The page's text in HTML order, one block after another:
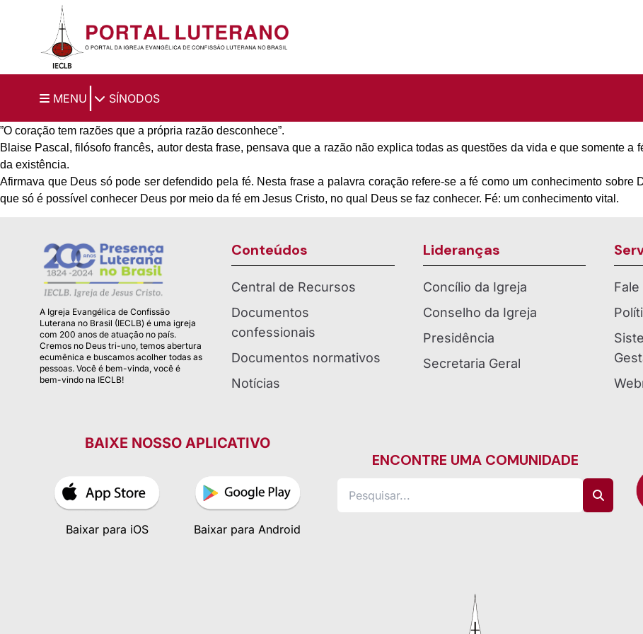
Ir para o conteúdo principal
MENU SÍNODOS
”O coração tem razões que a própria razão desconhece”.
Blaise Pascal, filósofo francês, autor desta frase, pensava que a razão não explica todas as questões da vida e que somente a
da existência.
Afirmava que Deus só pode ser defendido pela fé. Nesta frase a palavra coração refere-se a fé como um conhecimento sobre
que só é possível conhecer Deus por meio da fé em Jesus Cristo, no qual Deus se faz conhecer. Fé: um conhecimento vital.
A Igreja Evangélica de Confissão
Luterana no Brasil (IECLB) é uma igreja
com 200 anos de atuação no país.
Cremos no Deus tri-uno, temos abertura
ecumênica e buscamos acolher todas as
pessoas. Você é bem-vinda, você é
bem-vindo na IECLB!
Conteúdos
Central de Recursos
Documentos
confessionais
Documentos normativos
Notícias
Lideranças
Concílio da Igreja
Conselho da Igreja
Presidência
Secretaria Geral
BAIXE NOSSO APLICATIVO
Baixar para iOS Baixar para Android
ENCONTRE UMA COMUNIDADE